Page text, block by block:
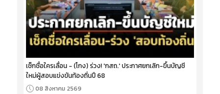
เช็กชื่อใครเลื่อน - (โกง) ร่วง! 'กสถ.' ประกาศยกเลิก-ขึ้นบัญชี
ใหม่ผู้สอบแข่งขันท้องถิ่นปี 68
08 สิงหาคม 2569